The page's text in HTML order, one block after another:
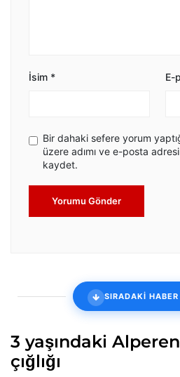
İsim * E-
Bir dahaki sefere yorum
üzere adımı ve e-posta
kaydet.
Yorumu Gönder
SIRADAKİ
3 yaşındaki
çığlığı